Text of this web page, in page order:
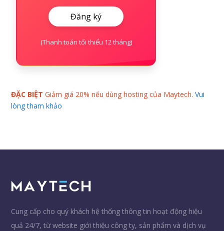
Đăng ký
(Thanh toán tối thiểu 12 tháng)
ĐẶC BIỆT Giảm giá 20% nếu dùng hosting của Maytech.Vui
lòng tham khảo
Cung cấp cho quý khách hệ thống thông tin hoạt động hiệu
quả 24/7, từ website giới thiệu công ty, sản phẩm và dịch vụ